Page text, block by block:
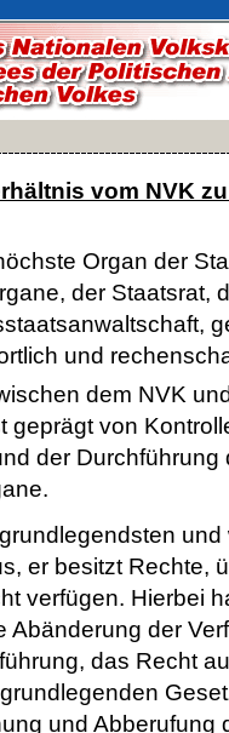
vom NVK
Organ der
der Staatsrat,
und
dem NVK
geprägt von
der
er besitzt Rechte,
verfügen. Hierbei
Abänderung der
das Recht
und Abberufung